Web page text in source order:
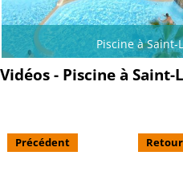
Piscine à Saint-
Vidéos - Piscine à Saint-
Précédent